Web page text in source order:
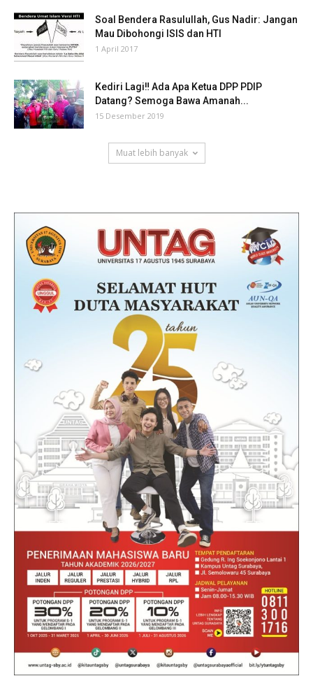
Soal Bendera Rasulullah, Gus Nadir: Jangan
Mau Dibohongi ISIS dan HTI
1 April 2017
Kediri Lagi‼ Ada Apa Ketua DPP PDIP
Datang? Semoga Bawa Amanah...
15 Desember 2019
Muat lebih banyak